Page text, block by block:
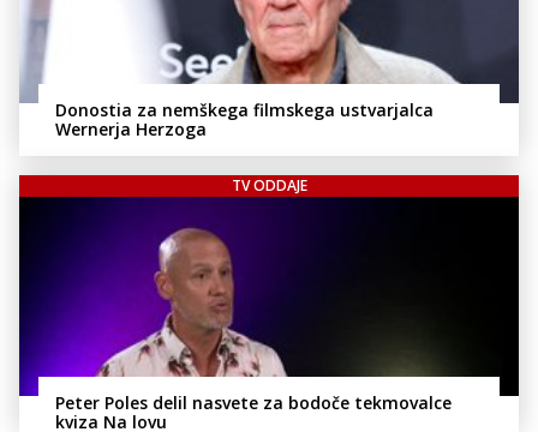
Donostia za nemškega filmskega ustvarjalca
Wernerja Herzoga
TV ODDAJE
Peter Poles delil nasvete za bodoče tekmovalce
kviza Na lovu